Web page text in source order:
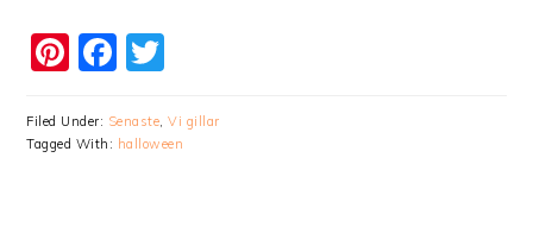
Pinterest
Facebook
Filed Under: Senaste,Vi gillar
Tagged With: halloween